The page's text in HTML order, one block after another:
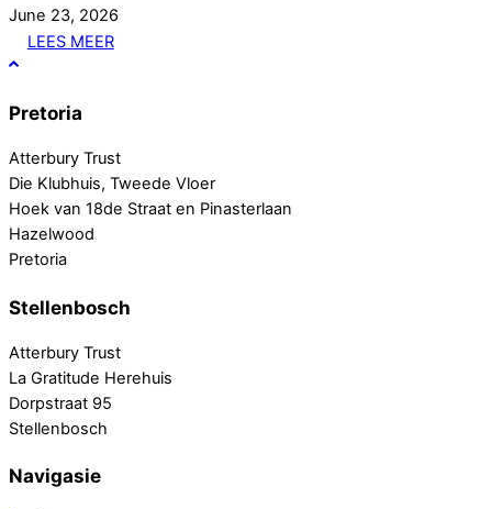
June 23, 2026
LEES MEER
Pretoria
Atterbury Trust
Die Klubhuis, Tweede Vloer
Hoek van 18de Straat en Pinasterlaan
Hazelwood
Pretoria
Stellenbosch
Atterbury Trust
La Gratitude Herehuis
Dorpstraat 95
Stellenbosch
Navigasie